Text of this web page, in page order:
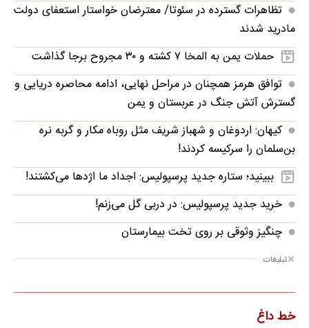
تظاهرات گسترده در سئوتا/ معترضان خواستار استعفای دولت
مادرید شدند
حملات یمن به المخا ۷ کشته و ۳۰ مجروح برجا گذاشت
توافق هرمز همچنان در مراحل نهایی، ادامه محاصره دریایی و
گسترش آتش جنگ در عربستان و یمن
کیهان: اردوغان و شهباز شریف مثل روباه مکار و گربه نره
بن‌سلمان را سرکیسه کردند!
ببینید؛ ستاره جدید پرسپولیس: اجداد ما اژدها می‌کشتند!
خرید جدید پرسپولیس: در دربی گل می‌زنم!
چنگیز وثوقی بر روی تخت بیمارستان
تبلیغات
خط داغ